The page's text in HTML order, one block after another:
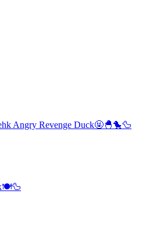
Angry Revenge Duck🤬🐣🐤🦆